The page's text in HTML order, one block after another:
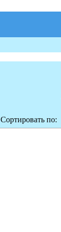
Сортировать по: